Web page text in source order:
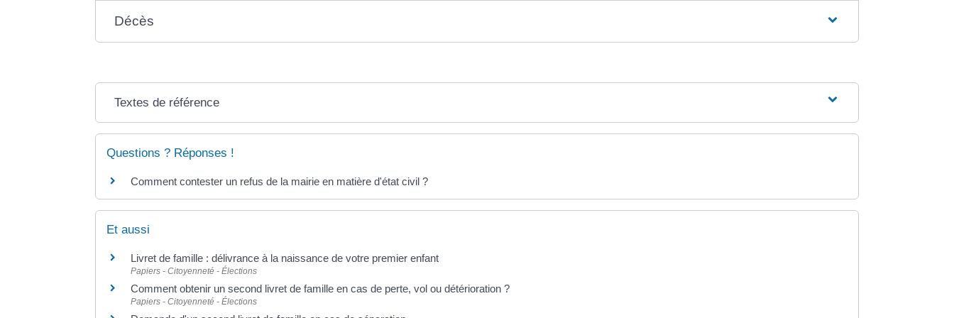
Décès
Textes de référence
Questions ? Réponses !
Comment contester un refus de la mairie en matière d'état civil ?
Et aussi
Livret de famille : délivrance à la naissance de votre premier enfant
Papiers - Citoyenneté - Élections
Comment obtenir un second livret de famille en cas de perte, vol ou détérioration ?
Papiers - Citoyenneté - Élections